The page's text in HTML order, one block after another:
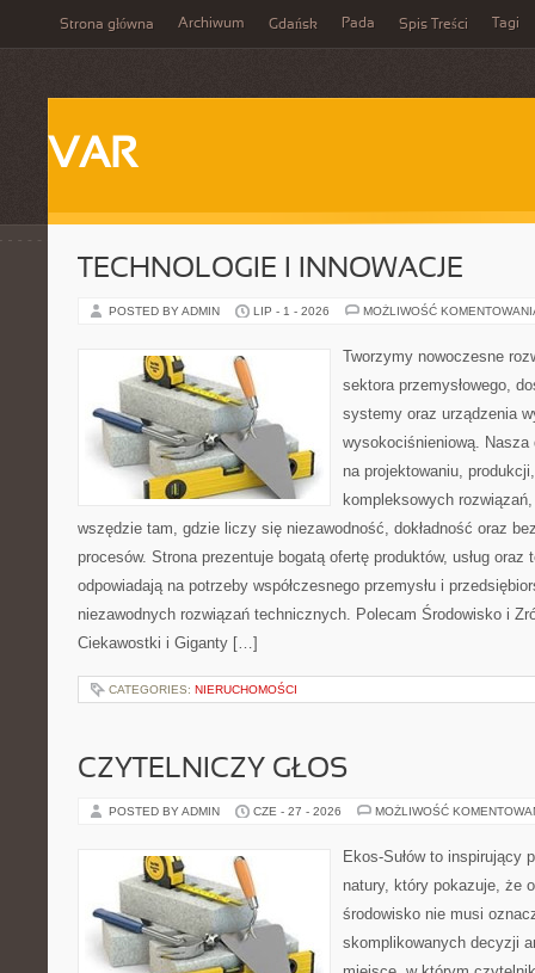
Strona główna Archiwum Gdańsk Pada Spis Treści Tagi
VAR
TECHNOLOGIE I INNOWACJE
POSTED BY ADMIN LIP - 1 - 2026 MOŻLIWOŚĆ
Tworzymy nowoczesne
sektora przemysłowego,
systemy oraz urządzenia
wysokociśnieniową. Nasza
na projektowaniu,
kompleksowych
wszędzie tam, gdzie liczy się niezawodność, dokładność oraz
procesów. Strona prezentuje bogatą ofertę produktów, usług oraz
odpowiadają na potrzeby współczesnego przemysłu i
niezawodnych rozwiązań technicznych. Polecam Środowisko i
Ciekawostki i Giganty […]
CATEGORIES: NIERUCHOMOŚCI
CZYTELNICZY GŁOS
POSTED BY ADMIN CZE - 27 - 2026 MOŻLIWOŚĆ
Ekos-Sułów to inspirujący
natury, który pokazuje, że
środowisko nie musi
skomplikowanych decyzji